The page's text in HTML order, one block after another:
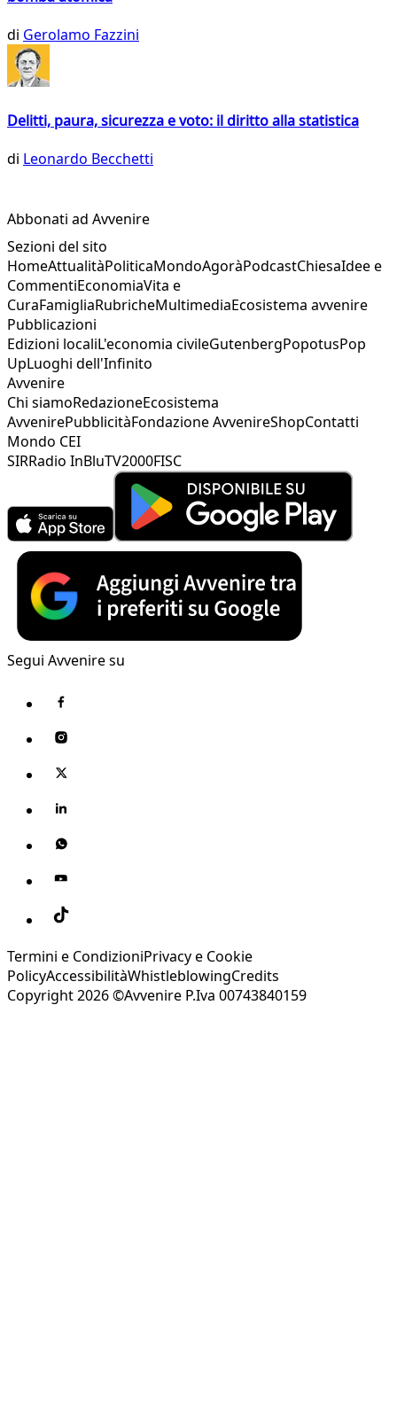
di Gerolamo Fazzini
Delitti, paura, sicurezza e voto: il diritto alla statistica
di Leonardo Becchetti
Abbonati ad Avvenire
Sezioni del sito
HomeAttualitàPoliticaMondoAgoràPodcastChiesaIdee e
CommentiEconomiaVita e
CuraFamigliaRubricheMultimediaEcosistema avvenire
Pubblicazioni
Edizioni localiL'economia civileGutenbergPopotusPop
UpLuoghi dell'Infinito
Avvenire
Chi siamoRedazioneEcosistema
AvvenirePubblicitàFondazione AvvenireShopContatti
Mondo CEI
SIRRadio InBluTV2000FISC
Segui Avvenire su
Termini e CondizioniPrivacy e Cookie
PolicyAccessibilitàWhistleblowingCredits
Copyright 2026 ©Avvenire P.Iva 00743840159